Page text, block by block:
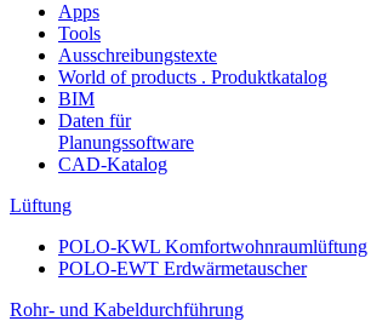
Apps
Tools
Ausschreibungstexte
World of products . Produktkatalog
BIM
Daten für
Planungssoftware
CAD-Katalog
Lüftung
POLO-KWL Komfortwohnraumlüftung
POLO-EWT Erdwärmetauscher
Rohr- und Kabeldurchführung